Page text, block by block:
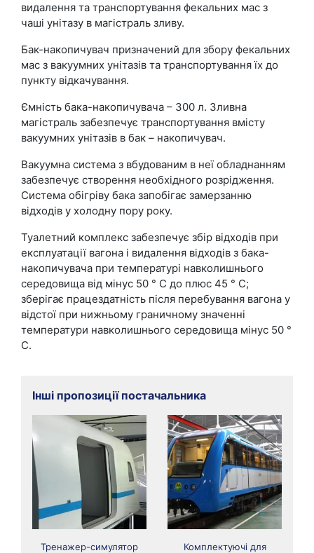
видалення та транспортування фекальних мас з
чаші унітазу в магістраль зливу.
Бак-накопичувач призначений для збору фекальних
мас з вакуумних унітазів та транспортування їх до
пункту відкачування.
Ємність бака-накопичувача – 300 л. Зливна
магістраль забезпечує транспортування вмісту
вакуумних унітазів в бак – накопичувач.
Вакуумна система з вбудованим в неї обладнанням
забезпечує створення необхідного розрідження.
Система обігріву бака запобігає замерзанню
відходів у холодну пору року.
Туалетний комплекс забезпечує збір відходів при
експлуатації вагона і видалення відходів з бака-
накопичувача при температурі навколишнього
середовища від мінус 50 ° С до плюс 45 ° С;
зберігає працездатність після перебування вагона у
відстої при нижньому граничному значенні
температури навколишнього середовища мінус 50 °
С.
Інші пропозиції постачальника
Тренажер-симулятор
Комплектуючі для